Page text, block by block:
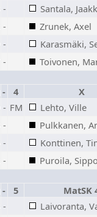
-
Santala,
-
Zrunek, Axel
-
Karasmäki,
-
Toivonen,
- 4
X
- FM
Lehto, Ville
-
Pulkkanen,
-
Konttinen,
-
Puroila,
- 5
MatSK
-
Laivoranta,